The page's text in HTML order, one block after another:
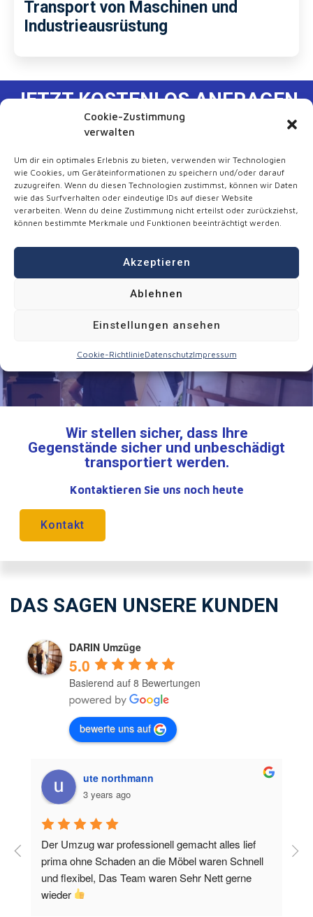
Cookie-Zustimmung
verwalten
Um dir ein optimales Erlebnis zu bieten, verwenden wir Technologien
wie Cookies, um Geräteinformationen zu speichern und/oder darauf
zuzugreifen. Wenn du diesen Technologien zustimmst, können wir Daten
wie das Surfverhalten oder eindeutige IDs auf dieser Website
verarbeiten. Wenn du deine Zustimmung nicht erteilst oder zurückziehst,
können bestimmte Merkmale und Funktionen beeinträchtigt werden.
Akzeptieren
Ablehnen
Einstellungen ansehen
Cookie-RichtlinieDatenschutzImpressum
Transport von Maschinen und
Industrieausrüstung
JETZT KOSTENLOS ANFRAGEN
Unser Transportservice richtet sich an
zuverlässige und professionelle
Transportlösung benötigen.
Wir stellen sicher, dass Ihre
Gegenstände sicher und unbeschädigt
transportiert werden.
Kontaktieren Sie uns noch heute
Kontakt
DAS SAGEN UNSERE KUNDEN
DARIN Umzüge
5.0
Basierend auf 8 Bewertungen
bewerte uns auf
ute northmann
3 years ago
Der Umzug war professionell gemacht alles lief
prima ohne Schaden an die Möbel waren Schnell
und flexibel, Das Team waren Sehr Nett gerne
wieder